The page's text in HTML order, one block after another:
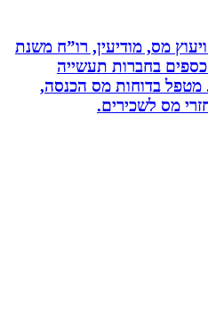
מס, מודיעין, רו”ח משנת
בחברות תעשייה
בדוחות מס הכנסה,
לשכירים.